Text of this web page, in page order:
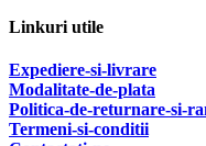
Linkuri utile
Expediere-si-livrare
Modalitate-de-plata
Politica-de-returnare-si-
Termeni-si-conditii